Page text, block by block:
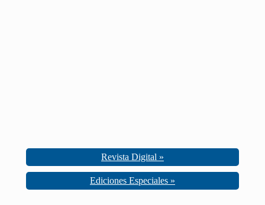
Revista Digital »
Ediciones Especiales »